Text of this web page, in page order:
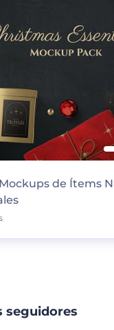
de Ítems
seguidores